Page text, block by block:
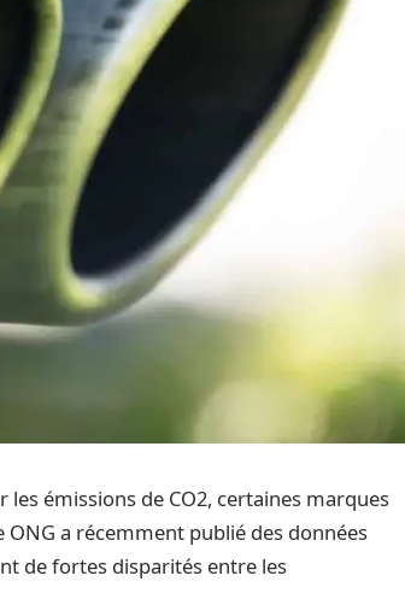
émissions de CO2, certaines marques
a récemment publié des données
de fortes disparités entre les